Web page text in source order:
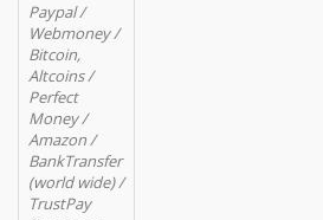
Paypal /
Webmoney /
Bitcoin,
Altcoins /
Perfect
Money /
Amazon /
BankTransfer
(world wide) /
TrustPay